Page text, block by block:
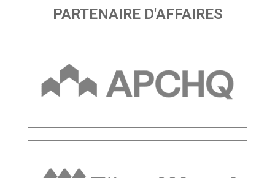
PARTENAIRE D'AFFAIRES